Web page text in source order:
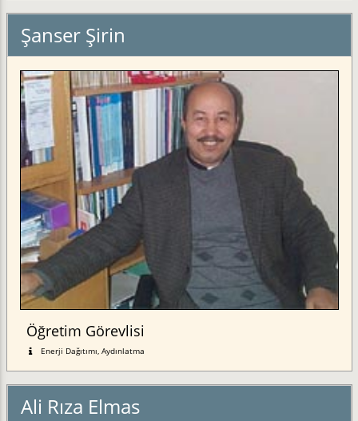
Şanser Şirin
Öğretim Görevlisi
Enerji Dağıtımı, Aydınlatma
Ali Rıza Elmas